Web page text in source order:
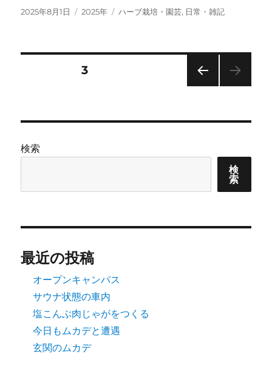
投
2025年8月1日
カ
2025年
タ
ハーブ栽培・園芸, 日常・雑記
の
ペ
ー
送
り
固定ページ3
検索
検
索
最近の投稿
オープンキャンパス
サウナ状態の車内
塩こんぶ肉じゃがをつくる
今日もムカデと遭遇
玄関のムカデ